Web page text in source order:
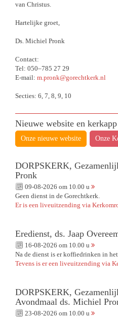
van Christus.
Hartelijke groet,
Ds. Michiel Pronk
Contact:
Tel: 050–785 27 29
E-mail: m.pronk@gorechtkerk.nl
Secties: 6, 7, 8, 9, 10
Nieuwe website en kerkapp
Onze nieuwe website Onze
DORPSKERK,
Pronk
09-08-2026 om 10.00 u
Geen dienst in de Gorechtkerk.
Er is een liveuitzending via
Eredienst, ds. Jaap
16-08-2026 om 10.00 u
Na de dienst is er koffiedrinken in
Tevens is er een liveuitzending via
DORPSKERK,
Avondmaal ds. Michiel
23-08-2026 om 10.00 u